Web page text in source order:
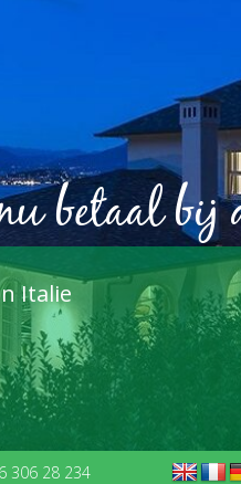
Italie
betaal bij
306 28 234